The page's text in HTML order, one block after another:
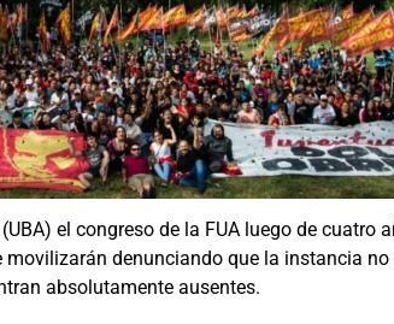
el congreso de la FUA luego de cuatro
movilizarán denunciando que la instancia
absolutamente ausentes.